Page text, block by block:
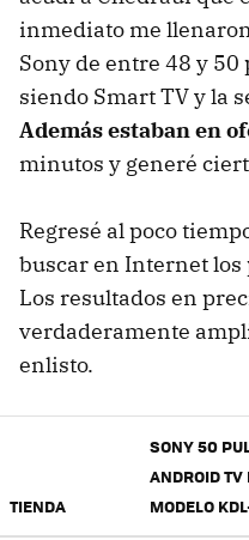
inmediato me
Sony de entre 48 y
siendo Smart TV y la
Además estaban en
minutos y generé
Regresé al poco
buscar en Internet los
Los resultados en
verdaderamente
enlisto.
TIENDA
SONY 50
ANDROID TV
MODELO